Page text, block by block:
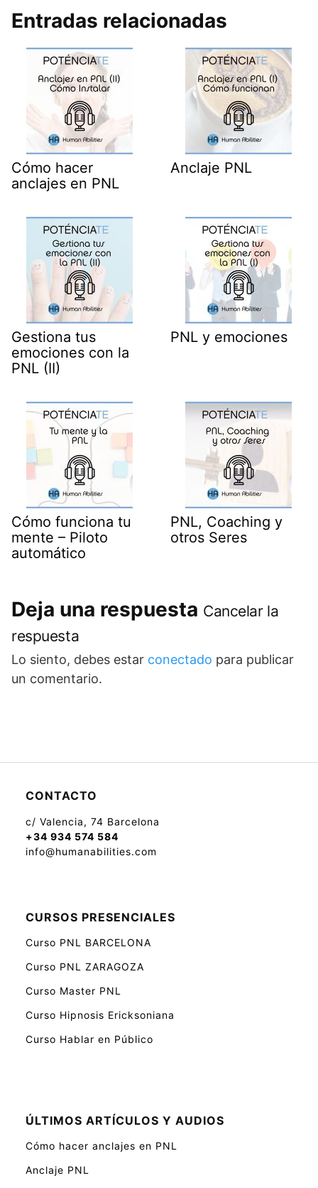
Entradas relacionadas
Cómo hacer
anclajes en PNL
Anclaje PNL
Gestiona tus
emociones con la
PNL (II)
PNL y emociones
Cómo funciona tu
mente – Piloto
automático
PNL, Coaching y
otros Seres
Deja una respuesta Cancelar la
respuesta
Lo siento, debes estar conectado para publicar
un comentario.
CONTACTO
c/ Valencia, 74 Barcelona
+34 934 574 584
info@humanabilities.com
CURSOS PRESENCIALES
Curso PNL BARCELONA
Curso PNL ZARAGOZA
Curso Master PNL
Curso Hipnosis Ericksoniana
Curso Hablar en Público
ÚLTIMOS ARTÍCULOS Y AUDIOS
Cómo hacer anclajes en PNL
Anclaje PNL